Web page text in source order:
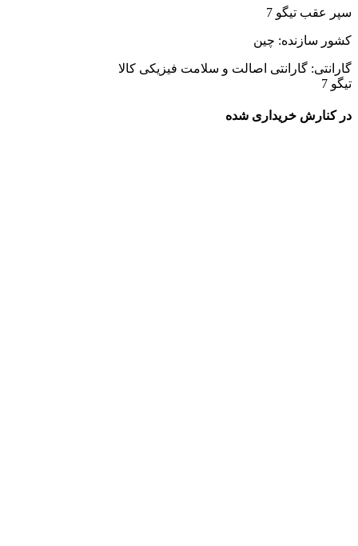
سپر عقب تیگو 7
کشور سازنده: چین
گارانتی: گارانتی اصالت و سلامت فیزیکی کالا
تیگو 7
در کنارش خریداری شده